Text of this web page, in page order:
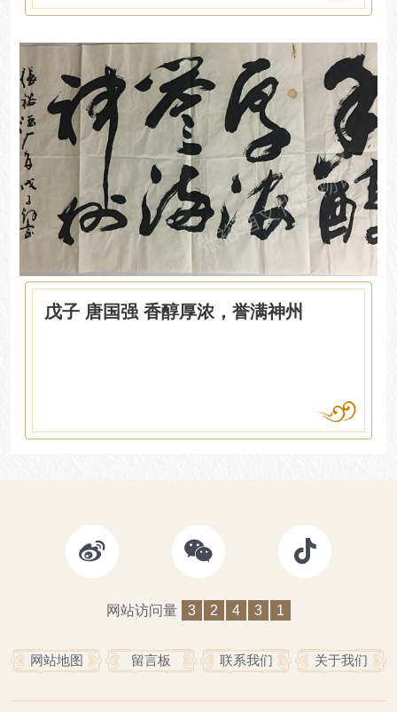
戊子 唐国强 香醇厚浓，誉满神州
网站访问量 3 2 4 3 1
网站地图 留言板 联系我们 关于我们